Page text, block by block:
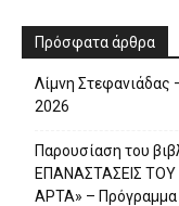
Πρόσφατα άρθρα
Λίμνη Στεφανιάδας
2026
Παρουσίαση του
ΕΠΑΝΑΣΤΑΣΕΙΣ ΤΟΥ
ΑΡΤΑ» –